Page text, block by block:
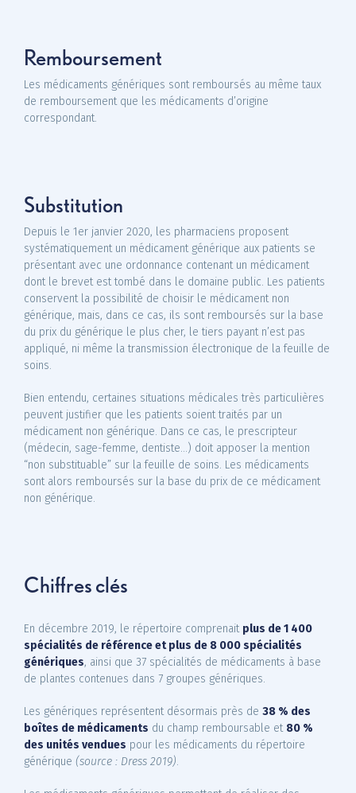
Remboursement
Les médicaments génériques sont remboursés au même taux
de remboursement que les médicaments d’origine
correspondant.
Substitution
Depuis le 1er janvier 2020, les pharmaciens proposent
systématiquement un médicament générique aux patients se
présentant avec une ordonnance contenant un médicament
dont le brevet est tombé dans le domaine public. Les patients
conservent la possibilité de choisir le médicament non
générique, mais, dans ce cas, ils sont remboursés sur la base
du prix du générique le plus cher, le tiers payant n’est pas
appliqué, ni même la transmission électronique de la feuille de
soins.
Bien entendu, certaines situations médicales très particulières
peuvent justifier que les patients soient traités par un
médicament non générique. Dans ce cas, le prescripteur
(médecin, sage-femme, dentiste...) doit apposer la mention
“non substituable” sur la feuille de soins. Les médicaments
sont alors remboursés sur la base du prix de ce médicament
non générique.
Chiffres clés
En décembre 2019, le répertoire comprenait plus de 1 400
spécialités de référence et plus de 8 000 spécialités
génériques, ainsi que 37 spécialités de médicaments à base
de plantes contenues dans 7 groupes génériques.
Les génériques représentent désormais près de 38 % des
boîtes de médicaments du champ remboursable et 80 %
des unités vendues pour les médicaments du répertoire
générique (source : Dress 2019).